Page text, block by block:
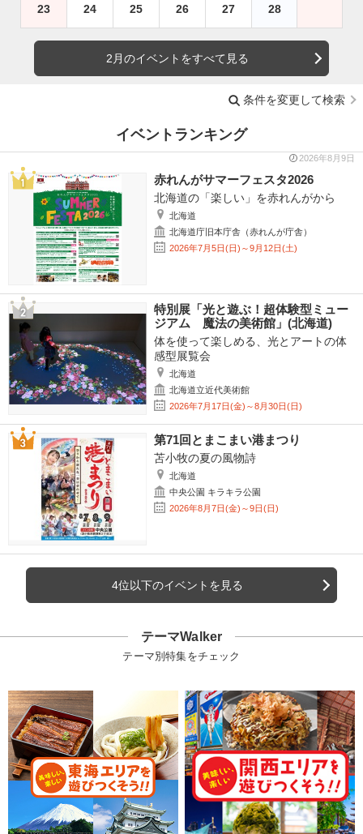
23 24 25 26 27 28
2月のイベントをすべて見る
条件を変更して検索
イベントランキング
2026年8月9日
赤れんがサマーフェスタ2026
北海道の「楽しい」を赤れんがから
北海道
北海道庁旧本庁舎（赤れんが庁舎）
2026年7月5日(日)～9月12日(土)
特別展「光と遊ぶ！超体験型ミュー
ジアム 魔法の美術館」(北海道)
体を使って楽しめる、光とアートの体
感型展覧会
北海道
北海道立近代美術館
2026年7月17日(金)～8月30日(日)
第71回とまこまい港まつり
苫小牧の夏の風物詩
北海道
中央公園 キラキラ公園
2026年8月7日(金)～9日(日)
4位以下のイベントを見る
テーマWalker
テーマ別特集をチェック